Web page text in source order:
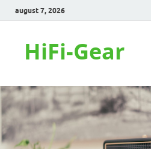
august 7, 2026
HiFi-Gear